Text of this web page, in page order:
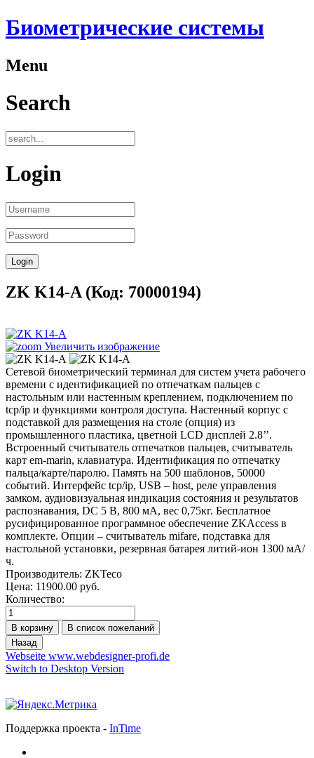
Биометрические системы
Menu
Search
Login
ZK K14-A (Код: 70000194)
Увеличить изображение
Сетевой биометрический терминал для систем учета рабочего
времени с идентификацией по отпечаткам пальцев с
настольным или настенным креплением, подключением по
tcp/ip и функциями контроля доступа. Настенный корпус с
подставкой для размещения на столе (опция) из
промышленного пластика, цветной LCD дисплей 2.8’’.
Встроенный считыватель отпечатков пальцев, считыватель
карт em-marin, клавиатура. Идентификация по отпечатку
пальца/карте/паролю. Память на 500 шаблонов, 50000
событий. Интерфейс tcp/ip, USB – host, реле управления
замком, аудиовизуальная индикация состояния и результатов
распознавания, DC 5 В, 800 мА, вес 0,75кг. Бесплатное
русифицированное программное обеспечение ZKAccess в
комплекте. Опции – считыватель mifare, подставка для
настольной установки, резервная батарея литий-ион 1300 мА/
ч.
Производитель: ZKTeco
Цена: 11900.00 руб.
Количество:
Webseite www.webdesigner-profi.de
Switch to Desktop Version
Поддержка проекта - InTime